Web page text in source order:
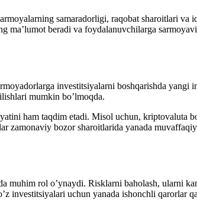
samaradorligi, raqobat sharoitlari va
ma’lumot beradi va foydalanuvchilarga
investitsiyalarni boshqarishda yangi
mumkin bo’lmoqda.
ham taqdim etadi. Misol uchun, kriptovaluta
zamonaviy bozor sharoitlarida yanada
muhim rol o’ynaydi. Risklarni baholash, ularni
investitsiyalari uchun yanada ishonchli qarorlar